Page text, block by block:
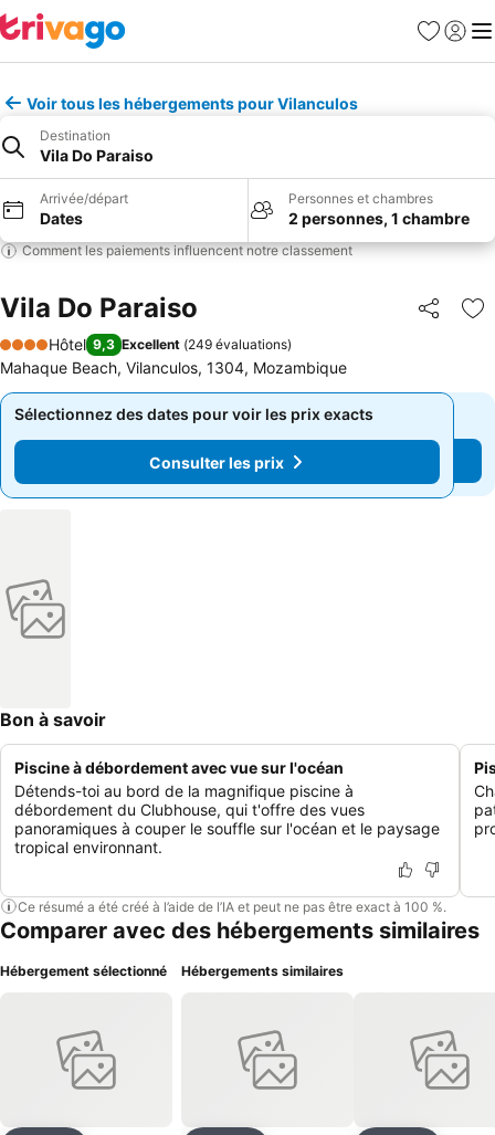
Favoris
Se
Voir tous les hébergements pour Vilanculos
Destination
Vila Do Paraiso
Arrivée/départ
Dates
Personnes et chambres
2 personnes, 1 chambre
Comment les paiements influencent notre classement
Vila Do Paraiso Partager
4 Étoiles
Hôtel 9,3 Excellent (249 évaluations)
Mahaque Beach, Vilanculos, 1304, Mozambique
Sélectionnez des dates pour voir les prix exacts
Consulter les prix
Sélectionnez des dates pour voir les prix exacts
Consulter les prix
Bon à savoir
Piscine à débordement avec vue sur l'océan
Détends-toi au bord de la magnifique piscine à
débordement du Clubhouse, qui t'offre des vues
panoramiques à couper le souffle sur l'océan et le paysage
tropical environnant.
Ce résumé a été créé à l’aide de l’IA et peut ne pas être exact à 100 %.
Comparer avec des hébergements similaires
Hébergement sélectionné Hébergements similaires